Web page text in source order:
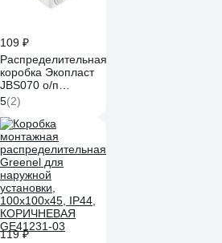
109 ₽
Распределительная
коробка Экопласт
JBS070 о/п
70х70х40, 6
выходов, IP44
44056HF
5(2)
119 ₽